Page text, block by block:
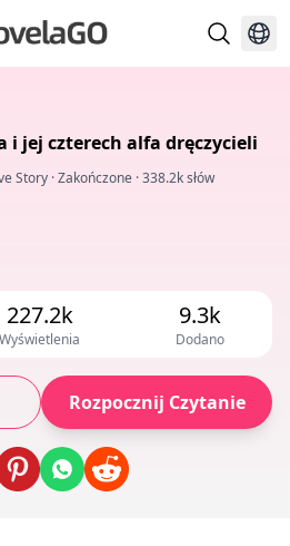
i jej czterech alfa dręczycieli
Story ·Zakończone ·338.2k słów
227.2k
Wyświetlenia
9.3k
Dodano
Rozpocznij Czytanie